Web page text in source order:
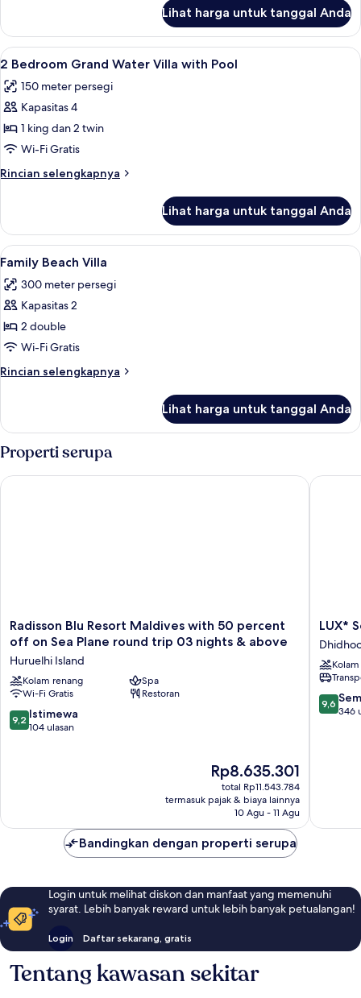
Kamar
Lihat harga untuk tanggal Anda
Lihat
semua
foto
untuk
2
Bedroom
Grand
Water
with
Pool
Seprai premium, minibar, brankas,
6
2 Bedroom Grand Water Villa with Pool
150 meter persegi
Kapasitas 4
1 king dan 2 twin
Wi-Fi Gratis
Rincian selengkapnya
Rincian
2
Bedroom
Grand
Water
Villa
with
Lihat harga untuk tanggal Anda
Lihat
semua
foto
untuk
Family
Beach
Villa
Seprai premium, minibar, brankas,
5
Family Beach Villa
300 meter persegi
Kapasitas 2
2 double
Wi-Fi Gratis
Rincian selengkapnya
Rincian
Family
Villa
Lihat harga untuk tanggal Anda
Properti serupa
Radisson
Blu
Maldives
with
50
percent
off
nights
Island
Radisson Blu Resort Maldives with 50 percent
off on Sea Plane round trip 03 nights & above
Huruelhi Island
Kolam renang
Spa
Wi-Fi Gratis
Restoran
9.2
dari
9,2 Istimewa
104 ulasan
Harga
sekarang
Rp8.635.301
Rp8.635.301
total Rp11.543.784
termasuk pajak & biaya lainnya
10 Agu - 11 Agu
Radisson Blu Resort Maldives with 50 percent off on Sea
LUX*
South
Ari
Atoll
Island
LUX*
9.6
dari
9,6
346
LUX*
Bandingkan dengan properti serupa
Login untuk melihat diskon dan manfaat yang memenuhi
syarat. Lebih banyak reward untuk lebih banyak petualangan!
Login Daftar sekarang, gratis
Tentang kawasan sekitar